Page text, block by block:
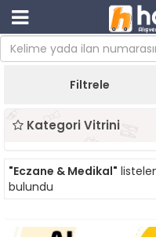
Filtrele
Kategori Vitrini
"Eczane & Medikal"
bulundu